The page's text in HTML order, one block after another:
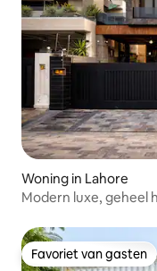
Woning in Lahore
Modern luxe, geheel
Favoriet van gasten
Favoriet van gasten